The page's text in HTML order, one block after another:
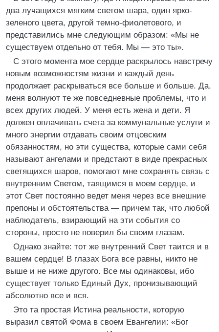
два лучащихся мягким светом шара, один ярко-
зеленого цвета, другой темно-фиолетового, и
представились мне следующим образом: «Мы не
существуем отдельно от тебя. Мы — это ты».
С этого момента мое сердце раскрылось навстречу
новым возможностям жизни и каждый день
продолжает раскрываться все больше и больше. Да,
меня волнуют те же повседневные проблемы, что и
всех других людей. У меня есть жена и дети. Я
должен оплачивать счета за коммунальные услуги и
много энергии отдавать своим отцовским
обязанностям, но эти существа, которые сами себя
называют ангелами и предстают в виде прекрасных
светящихся шаров, помогают мне сохранять связь с
внутренним Светом, таящимся в моем сердце, и
этот Свет постоянно ведет меня через все внешние
препоны и обстоятельства — причем так, что любой
наблюдатель, взирающий на эти события со
стороны, просто не поверил бы своим глазам.
Однако знайте: тот же внутренний Свет таится и в
вашем сердце! В глазах Бога все равны, никто не
выше и не ниже другого. Все мы одинаковы, ибо
существует только Единый Дух, пронизывающий
абсолютно все и вся.
Это та простая Истина реальности, которую
выразил святой Фома в своем Евангелии: «Бог